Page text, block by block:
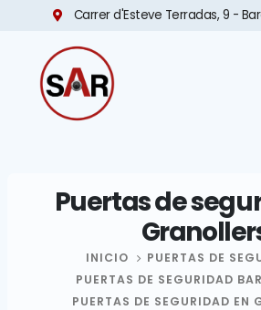
Carrer d'Esteve Terradas, 9 -
Puertas de
INICIO
PUERTAS DE
PUERTAS DE SEGURIDAD
PUERTAS DE SEGURIDAD EN